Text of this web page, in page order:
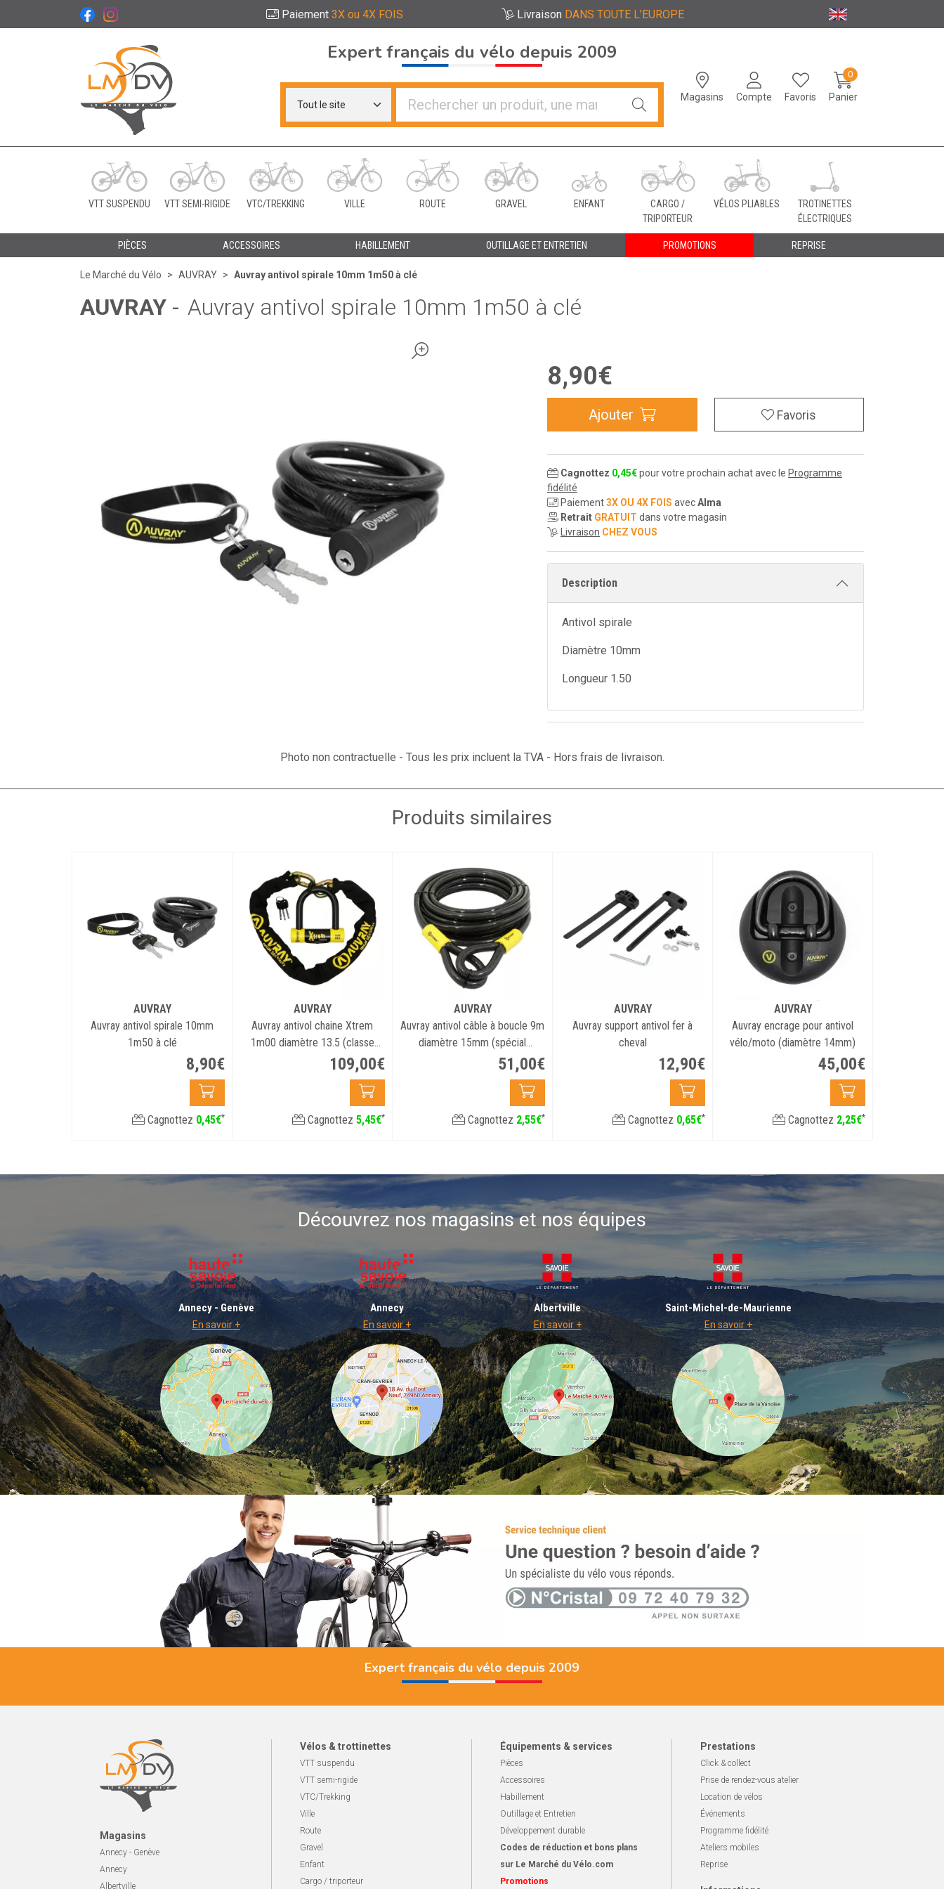
Paiement 3X ou 4X FOIS Livraison DANS TOUTE L’EUROPE
Le Marché du Vélo Votre distributeurs de vélo
Magasins Compte Favoris Panier
0
Expert français du vélo depuis 2009
VTT SUSPENDU VTT SEMI-RIGIDE VTC/TREKKING VILLE ROUTE GRAVEL ENFANT
CARGO /
TRIPORTEUR
VÉLOS PLIABLES
TROTINETTES
ÉLECTRIQUES
PIÈCES ACCESSOIRES HABILLEMENT OUTILLAGE ET ENTRETIEN PROMOTIONS REPRISE
Le Marché du Vélo AUVRAY Auvray antivol spirale 10mm 1m50 à clé
AUVRAY - Auvray antivol spirale 10mm 1m50 à clé
8,90€
Ajouter Favoris
Cagnottez 0,45€pour votre prochain achat avec le Programme
fidélité
Paiement3X OU 4X FOIS avecAlma
Retrait GRATUIT dans votre magasin
Livraison CHEZ VOUS
Description
Antivol spirale
Diamètre 10mm
Longueur 1.50
Photo non contractuelle - Tous les prix incluent la TVA - Hors frais de livraison.
Produits similaires
AUVRAY
Auvray antivol spirale 10mm
1m50 à clé
8,90€
Cagnottez 0,45€*
AUVRAY
Auvray antivol chaine Xtrem
1m00 diamètre 13.5 (classe
109,00€
Cagnottez 5,45€*
AUVRAY
Auvray antivol câble à boucle 9m
diamètre 15mm (spécial
51,00€
Cagnottez 2,55€*
AUVRAY
Auvray support antivol fer à
cheval
12,90€
Cagnottez 0,65€*
AUVRAY
Auvray encrage pour antivol
vélo/moto (diamètre 14mm)
45,00€
Cagnottez 2,25€*
Découvrez nos magasins et nos équipes
Annecy - Genève
En savoir +
Annecy
En savoir +
Albertville
En savoir +
Saint-Michel-de-Maurienne
En savoir +
Expert français du vélo depuis 2009
Magasins
Annecy - Genève
Annecy
Albertville
Vélos & trottinettes
VTT suspendu
VTT semi-rigide
VTC/Trekking
Ville
Route
Gravel
Enfant
Cargo / triporteur
Équipements & services
Pièces
Accessoires
Habillement
Outillage et Entretien
Développement durable
Codes de réduction et bons plans
sur Le Marché du Vélo.com
Promotions
Prestations
Click & collect
Prise de rendez-vous atelier
Location de vélos
Événements
Programme fidélité
Ateliers mobiles
Reprise